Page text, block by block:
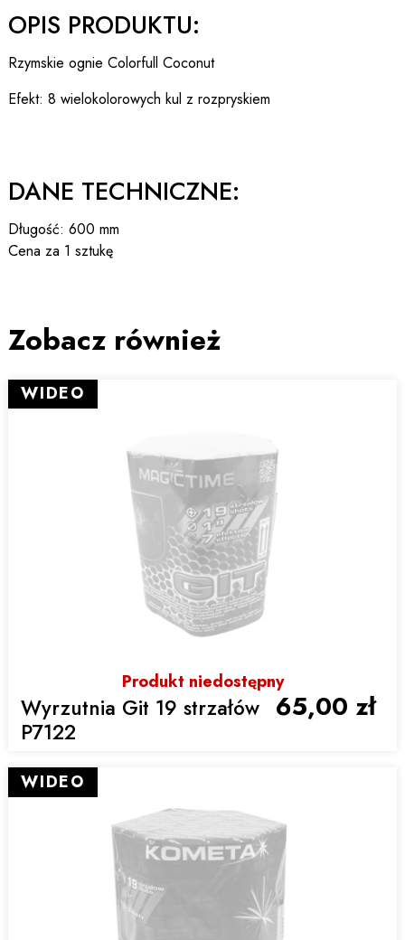
OPIS PRODUKTU:
Rzymskie ognie Colorfull Coconut
Efekt: 8 wielokolorowych kul z rozpryskiem
DANE TECHNICZNE:
Długość: 600 mm
Cena za 1 sztukę
Zobacz również
Produkt niedostępny
Wyrzutnia Git 19 strzałów
P7122
65,00 zł
WIDEO
WIDEO